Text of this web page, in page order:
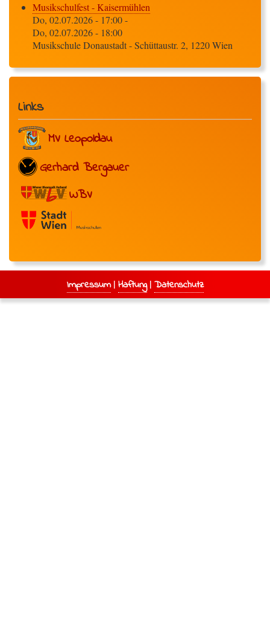
Musikschulfest - Kaisermühlen
Do, 02.07.2026 - 17:00-
Do, 02.07.2026 - 18:00
Musikschule Donaustadt - Schüttaustr. 2, 1220 Wien
Links
MV Leopoldau
Gerhard Bergauer
WBV
Impressum| Haftung| Datenschutz